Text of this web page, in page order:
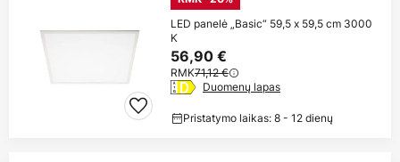
LED panelė „Basic“ 59,5 x 59,5 cm 3000
K
56,90 €
RMK71,12 €
Duomenų lapas
Pristatymo laikas: 8 - 12 dienų